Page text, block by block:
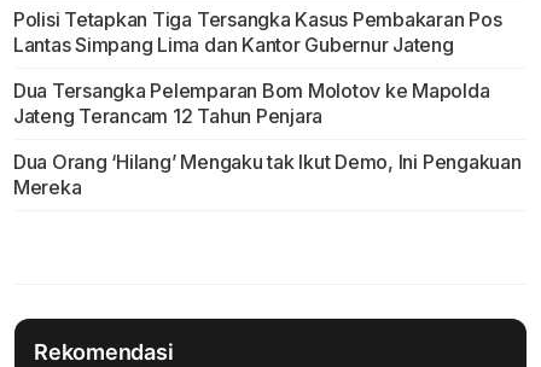
Polisi Tetapkan Tiga Tersangka Kasus Pembakaran Pos
Lantas Simpang Lima dan Kantor Gubernur Jateng
Dua Tersangka Pelemparan Bom Molotov ke Mapolda
Jateng Terancam 12 Tahun Penjara
Dua Orang ‘Hilang’ Mengaku tak Ikut Demo, Ini Pengakuan
Mereka
Rekomendasi